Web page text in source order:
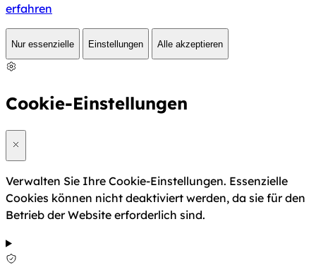
erfahren
Nur essenzielle Einstellungen Alle akzeptieren
Cookie-Einstellungen
Verwalten Sie Ihre Cookie-Einstellungen. Essenzielle
Cookies können nicht deaktiviert werden, da sie für den
Betrieb der Website erforderlich sind.